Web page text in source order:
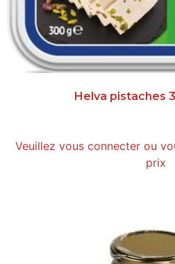
Helva pistaches
Veuillez vous connecter ou
prix